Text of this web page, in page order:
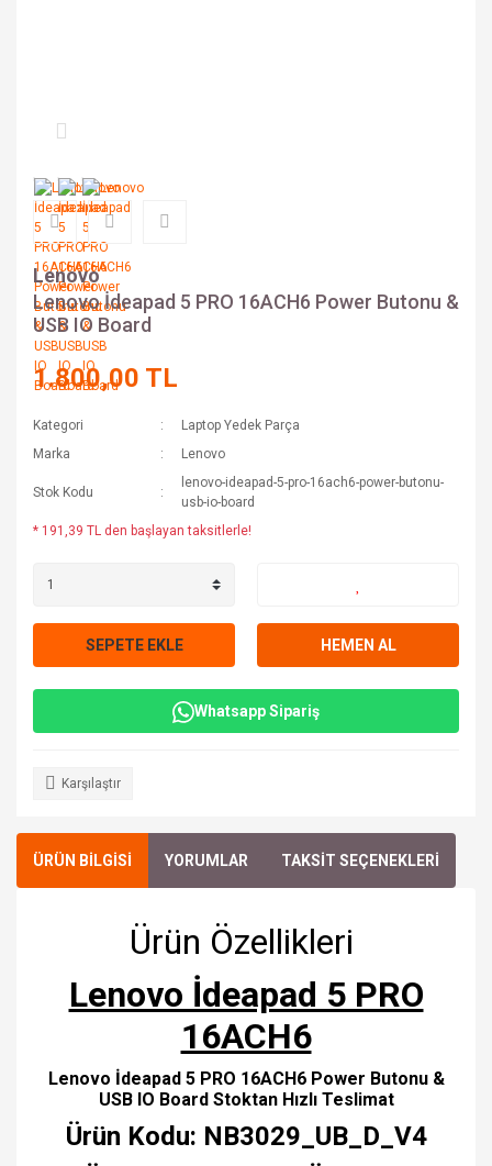
Lenovo
Lenovo İdeapad 5 PRO 16ACH6 Power Butonu &
USB IO Board
1.800,00 TL
Kategori
Laptop Yedek Parça
Marka
Lenovo
Stok Kodu
lenovo-ideapad-5-pro-16ach6-power-butonu-
usb-io-board
* 191,39 TL den başlayan taksitlerle!
SEPETE EKLE HEMEN AL
Whatsapp Sipariş
Karşılaştır
ÜRÜN BİLGİSİ YORUMLAR TAKSİT SEÇENEKLERİ
Ürün Özellikleri
Lenovo İdeapad 5 PRO
16ACH6
Lenovo İdeapad 5 PRO 16ACH6 Power Butonu &
USB IO Board Stoktan Hızlı Teslimat
Ürün Kodu: NB3029_UB_D_V4